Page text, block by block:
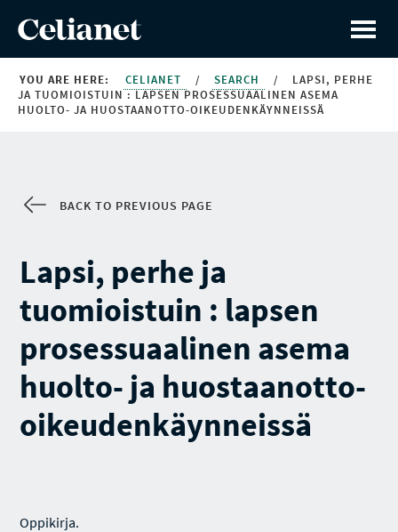
YOU ARE HERE: CELIANET / SEARCH /
LAPSI, PERHE
JA TUOMIOISTUIN : LAPSEN PROSESSUAALINEN ASEMA
HUOLTO- JA HUOSTAANOTTO-OIKEUDENKÄYNNEISSÄ
BACK TO PREVIOUS PAGE
Lapsi, perhe ja
tuomioistuin : lapsen
prosessuaalinen asema
huolto- ja huostaanotto-
oikeudenkäynneissä
Oppikirja.